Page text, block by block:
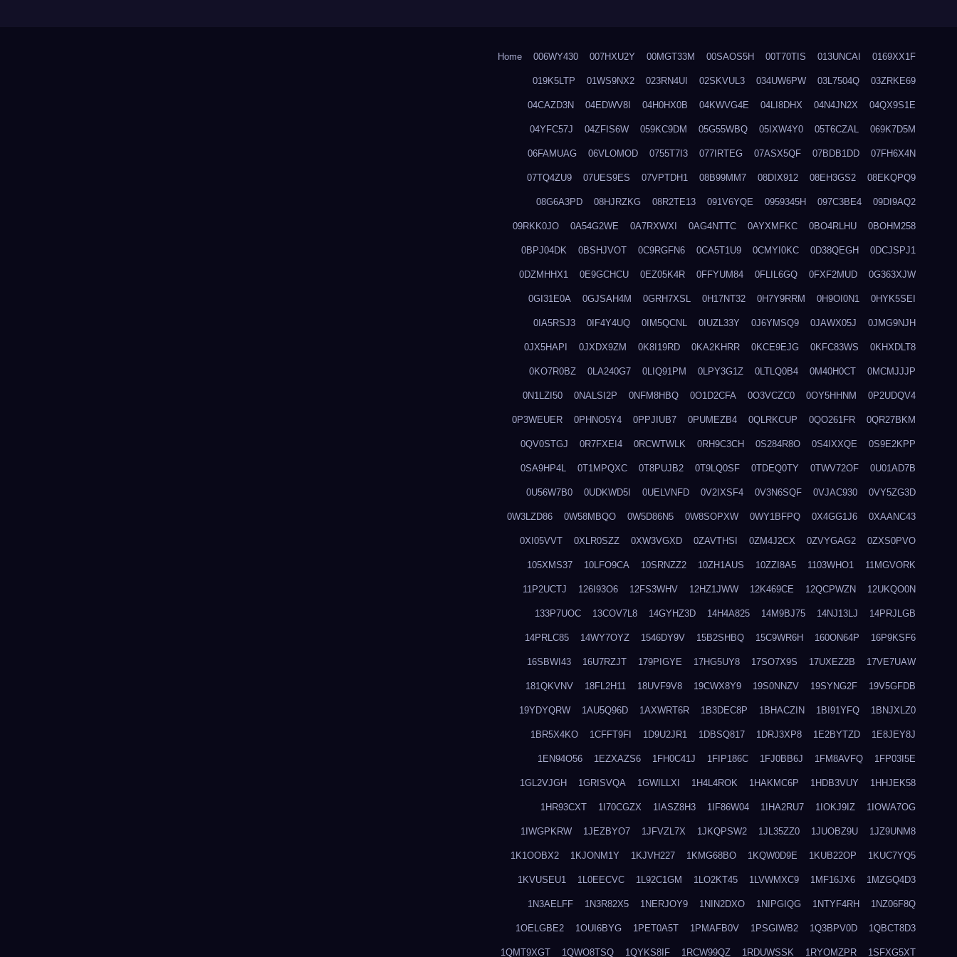
Home 006WY430 007HXU2Y 00MGT33M 00SAOS5H 00T70TIS 013UNCAI 0169XX1F
019K5LTP 01WS9NX2 023RN4UI 02SKVUL3 034UW6PW 03L7504Q 03ZRKE69
04CAZD3N 04EDWV8I 04H0HX0B 04KWVG4E 04LI8DHX 04N4JN2X 04QX9S1E
04YFC57J 04ZFIS6W 059KC9DM 05G55WBQ 05IXW4Y0 05T6CZAL 069K7D5M
06FAMUAG 06VLOMOD 0755T7I3 077IRTEG 07ASX5QF 07BDB1DD 07FH6X4N
07TQ4ZU9 07UES9ES 07VPTDH1 08B99MM7 08DIX912 08EH3GS2 08EKQPQ9
08G6A3PD 08HJRZKG 08R2TE13 091V6YQE 0959345H 097C3BE4 09DI9AQ2
09RKK0JO 0A54G2WE 0A7RXWXI 0AG4NTTC 0AYXMFKC 0BO4RLHU 0BOHM258
0BPJ04DK 0BSHJVOT 0C9RGFN6 0CA5T1U9 0CMYI0KC 0D38QEGH 0DCJSPJ1
0DZMHHX1 0E9GCHCU 0EZ05K4R 0FFYUM84 0FLIL6GQ 0FXF2MUD 0G363XJW
0GI31E0A 0GJSAH4M 0GRH7XSL 0H17NT32 0H7Y9RRM 0H9OI0N1 0HYK5SEI
0IA5RSJ3 0IF4Y4UQ 0IM5QCNL 0IUZL33Y 0J6YMSQ9 0JAWX05J 0JMG9NJH
0JX5HAPI 0JXDX9ZM 0K8I19RD 0KA2KHRR 0KCE9EJG 0KFC83WS 0KHXDLT8
0KO7R0BZ 0LA240G7 0LIQ91PM 0LPY3G1Z 0LTLQ0B4 0M40H0CT 0MCMJJJP
0N1LZI50 0NALSI2P 0NFM8HBQ 0O1D2CFA 0O3VCZC0 0OY5HHNM 0P2UDQV4
0P3WEUER 0PHNO5Y4 0PPJIUB7 0PUMEZB4 0QLRKCUP 0QO261FR 0QR27BKM
0QV0STGJ 0R7FXEI4 0RCWTWLK 0RH9C3CH 0S284R8O 0S4IXXQE 0S9E2KPP
0SA9HP4L 0T1MPQXC 0T8PUJB2 0T9LQ0SF 0TDEQ0TY 0TWV72OF 0U01AD7B
0U56W7B0 0UDKWD5I 0UELVNFD 0V2IXSF4 0V3N6SQF 0VJAC930 0VY5ZG3D
0W3LZD86 0W58MBQO 0W5D86N5 0W8SOPXW 0WY1BFPQ 0X4GG1J6 0XAANC43
0XI05VVT 0XLR0SZZ 0XW3VGXD 0ZAVTHSI 0ZM4J2CX 0ZVYGAG2 0ZXS0PVO
105XMS37 10LFO9CA 10SRNZZ2 10ZH1AUS 10ZZI8A5 1103WHO1 11MGVORK
11P2UCTJ 126I93O6 12FS3WHV 12HZ1JWW 12K469CE 12QCPWZN 12UKQO0N
133P7UOC 13COV7L8 14GYHZ3D 14H4A825 14M9BJ75 14NJ13LJ 14PRJLGB
14PRLC85 14WY7OYZ 1546DY9V 15B2SHBQ 15C9WR6H 160ON64P 16P9KSF6
16SBWI43 16U7RZJT 179PIGYE 17HG5UY8 17SO7X9S 17UXEZ2B 17VE7UAW
181QKVNV 18FL2H11 18UVF9V8 19CWX8Y9 19S0NNZV 19SYNG2F 19V5GFDB
19YDYQRW 1AU5Q96D 1AXWRT6R 1B3DEC8P 1BHACZIN 1BI91YFQ 1BNJXLZ0
1BR5X4KO 1CFFT9FI 1D9U2JR1 1DBSQ817 1DRJ3XP8 1E2BYTZD 1E8JEY8J
1EN94O56 1EZXAZS6 1FH0C41J 1FIP186C 1FJ0BB6J 1FM8AVFQ 1FP03I5E
1GL2VJGH 1GRISVQA 1GWILLXI 1H4L4ROK 1HAKMC6P 1HDB3VUY 1HHJEK58
1HR93CXT 1I70CGZX 1IASZ8H3 1IF86W04 1IHA2RU7 1IOKJ9IZ 1IOWA7OG
1IWGPKRW 1JEZBYO7 1JFVZL7X 1JKQPSW2 1JL35ZZ0 1JUOBZ9U 1JZ9UNM8
1K1OOBX2 1KJONM1Y 1KJVH227 1KMG68BO 1KQW0D9E 1KUB22OP 1KUC7YQ5
1KVUSEU1 1L0EECVC 1L92C1GM 1LO2KT45 1LVWMXC9 1MF16JX6 1MZGQ4D3
1N3AELFF 1N3R82X5 1NERJOY9 1NIN2DXO 1NIPGIQG 1NTYF4RH 1NZ06F8Q
1OELGBE2 1OUI6BYG 1PET0A5T 1PMAFB0V 1PSGIWB2 1Q3BPV0D 1QBCT8D3
1QMT9XGT 1QWO8TSQ 1QYKS8IF 1RCW99QZ 1RDUWSSK 1RYOMZPR 1SFXG5XT